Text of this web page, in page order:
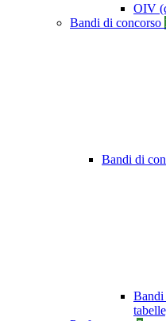
OIV
Bandi di concorso
Bandi di
Bandi